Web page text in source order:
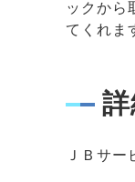
ックから
てくれま
ＪＢサ